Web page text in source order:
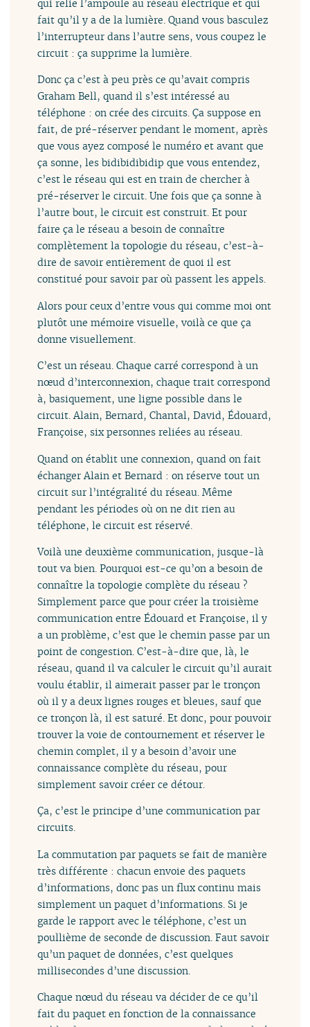
qui relie l’ampoule au réseau électrique et qui
fait qu’il y a de la lumière. Quand vous basculez
l’interrupteur dans l’autre sens, vous coupez le
circuit : ça supprime la lumière.
Donc ça c’est à peu près ce qu’avait compris
Graham Bell, quand il s’est intéressé au
téléphone : on crée des circuits. Ça suppose en
fait, de pré-réserver pendant le moment, après
que vous ayez composé le numéro et avant que
ça sonne, les bidibidibidip que vous entendez,
c’est le réseau qui est en train de chercher à
pré-réserver le circuit. Une fois que ça sonne à
l’autre bout, le circuit est construit. Et pour
faire ça le réseau a besoin de connaître
complètement la topologie du réseau, c’est-à-
dire de savoir entièrement de quoi il est
constitué pour savoir par où passent les appels.
Alors pour ceux d’entre vous qui comme moi ont
plutôt une mémoire visuelle, voilà ce que ça
donne visuellement.
C’est un réseau. Chaque carré correspond à un
nœud d’interconnexion, chaque trait correspond
à, basiquement, une ligne possible dans le
circuit. Alain, Bernard, Chantal, David, Édouard,
Françoise, six personnes reliées au réseau.
Quand on établit une connexion, quand on fait
échanger Alain et Bernard : on réserve tout un
circuit sur l’intégralité du réseau. Même
pendant les périodes où on ne dit rien au
téléphone, le circuit est réservé.
Voilà une deuxième communication, jusque-là
tout va bien. Pourquoi est-ce qu’on a besoin de
connaître la topologie complète du réseau ?
Simplement parce que pour créer la troisième
communication entre Édouard et Françoise, il y
a un problème, c’est que le chemin passe par un
point de congestion. C’est-à-dire que, là, le
réseau, quand il va calculer le circuit qu’il aurait
voulu établir, il aimerait passer par le tronçon
où il y a deux lignes rouges et bleues, sauf que
ce tronçon là, il est saturé. Et donc, pour pouvoir
trouver la voie de contournement et réserver le
chemin complet, il y a besoin d’avoir une
connaissance complète du réseau, pour
simplement savoir créer ce détour.
Ça, c’est le principe d’une communication par
circuits.
La commutation par paquets se fait de manière
très différente : chacun envoie des paquets
d’informations, donc pas un flux continu mais
simplement un paquet d’informations. Si je
garde le rapport avec le téléphone, c’est un
poullième de seconde de discussion. Faut savoir
qu’un paquet de données, c’est quelques
millisecondes d’une discussion.
Chaque nœud du réseau va décider de ce qu’il
fait du paquet en fonction de la connaissance